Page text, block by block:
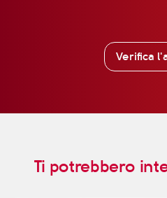
Verifica
Ti potrebbero